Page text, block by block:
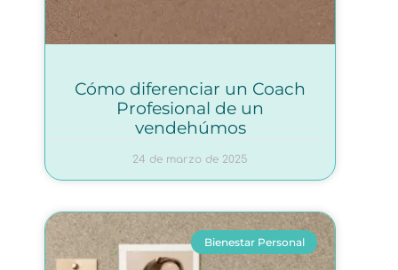
Cómo diferenciar un Coach
Profesional de un
vendehúmos
24 de marzo de 2025
Bienestar Personal